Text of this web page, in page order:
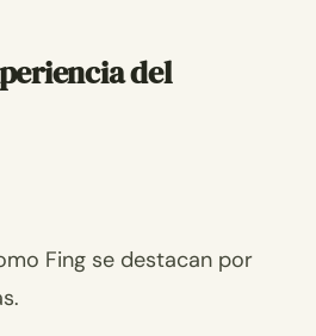
del
Fing se destacan por